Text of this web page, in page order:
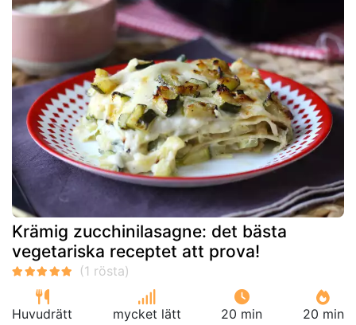
Krämig zucchinilasagne: det bästa
vegetariska receptet att prova!
Huvudrätt mycket lätt 20 min 20 min